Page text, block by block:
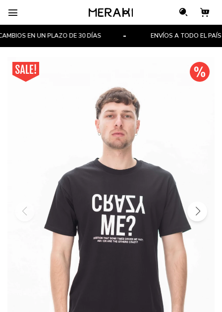

EN UN PLAZO DE 30 DÍAS ENVÍOS A TODO EL PAÍS